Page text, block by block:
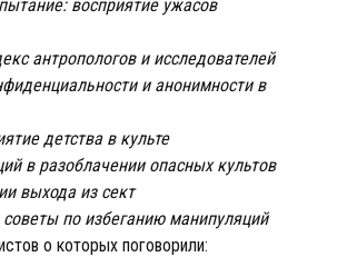
восприятие ужасов
антропологов и исследователей
и анонимности в
детства в культе
в разоблачении опасных культов
выхода из сект
по избеганию манипуляций
о которых поговорили: